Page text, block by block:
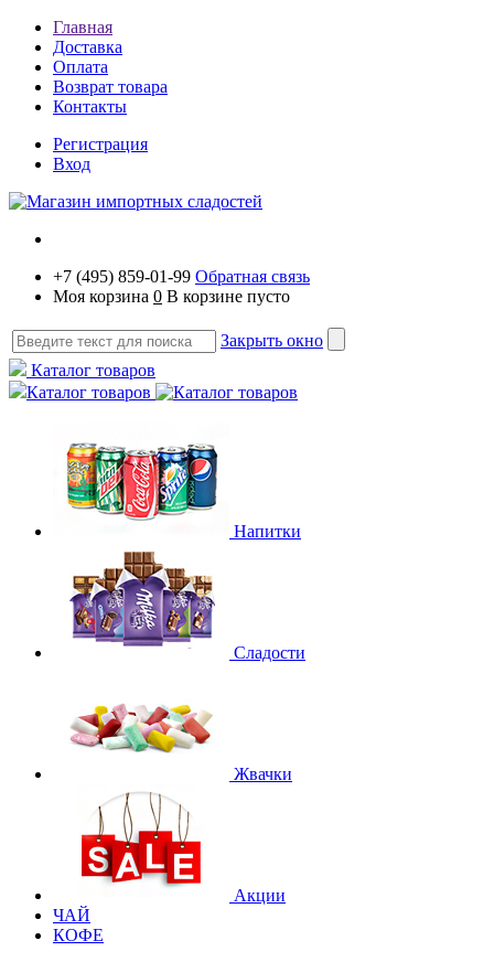
Главная
Доставка
Оплата
Возврат товара
Контакты
Регистрация
Вход
+7 (495) 859-01-99 Обратная связь
Моя корзина 0 В корзине пусто
Закрыть окно
Каталог товаров
Каталог товаров
Напитки
Сладости
Жвачки
Акции
ЧАЙ
КОФЕ